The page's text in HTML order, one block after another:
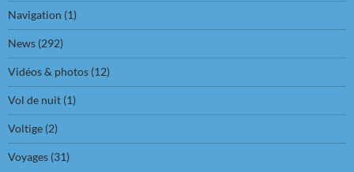
Navigation (1)
News (292)
Vidéos & photos (12)
Vol de nuit (1)
Voltige (2)
Voyages (31)